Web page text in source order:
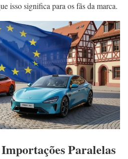
isso significa para os fãs da marca.
Paralelas